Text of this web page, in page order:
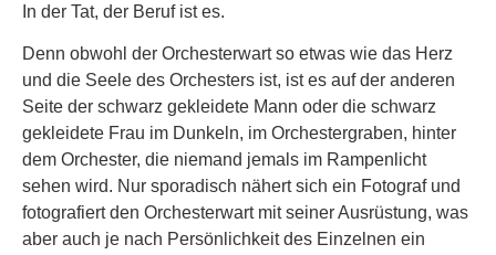
In der Tat, der Beruf ist es.
Denn obwohl der Orchesterwart so etwas wie das Herz
und die Seele des Orchesters ist, ist es auf der anderen
Seite der schwarz gekleidete Mann oder die schwarz
gekleidete Frau im Dunkeln, im Orchestergraben, hinter
dem Orchester, die niemand jemals im Rampenlicht
sehen wird. Nur sporadisch nähert sich ein Fotograf und
fotografiert den Orchesterwart mit seiner Ausrüstung, was
aber auch je nach Persönlichkeit des Einzelnen ein